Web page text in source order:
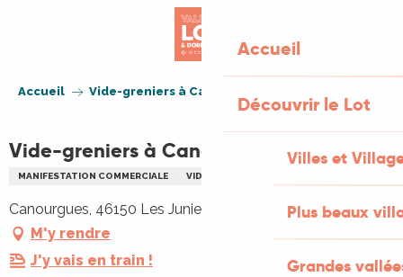
Accueil
Découvrir le Lot
Villes et
Plus beaux
Grandes
Accueil Vide-greniers à Canourgues (Les Junies)
Vide-greniers à Canourgues (Les Junies)
MANIFESTATION COMMERCIALE VIDE GRENIERS BRADERIE
Canourgues, 46150 Les Junies
M'y rendre
J'y vais en train !